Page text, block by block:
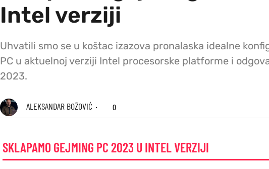
Intel verziji
Uhvatili smo se u koštac izazova pronalaska idealne
PC u aktuelnoj verziji Intel procesorske platforme i
2023.
ALEKSANDAR BOŽOVIĆ 0
SKLAPAMO GEJMING PC 2023 U INTEL VERZIJI